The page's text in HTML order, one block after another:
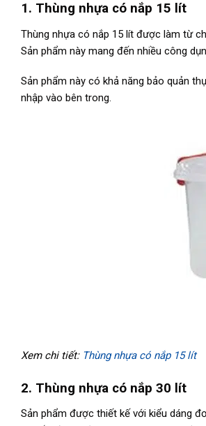
1. Thùng nhựa có nắp 15 lít
Thùng nhựa có nắp 15 lít được làm từ
Sản phẩm này mang đến nhiều công
Sản phẩm này có khả năng bảo quản
nhập vào bên trong.
Xem chi tiết: Thùng nhựa có nắp 15 lít
2. Thùng nhựa có nắp 30 lít
Sản phẩm được thiết kế với kiểu dáng